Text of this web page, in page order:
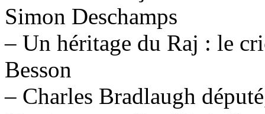
Simon Deschamps
– Un héritage du Raj : le
Besson
– Charles Bradlaugh